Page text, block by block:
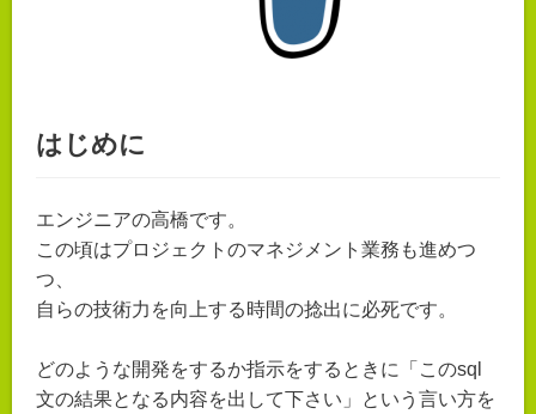
はじめに
エンジニアの高橋です。
この頃はプロジェクトのマネジメント業務も進めつ
つ、
自らの技術力を向上する時間の捻出に必死です。
どのような開発をするか指示をするときに「このsql
文の結果となる内容を出して下さい」という言い方を